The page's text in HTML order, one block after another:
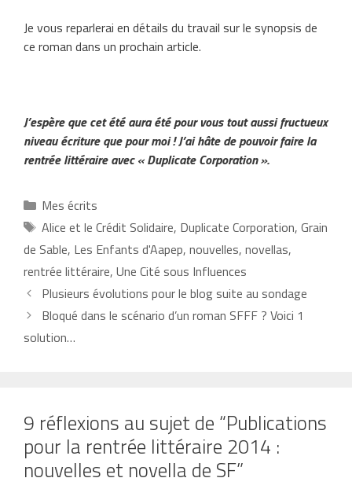
Je vous reparlerai en détails du travail sur le synopsis de
ce roman dans un prochain article.
J’espère que cet été aura été pour vous tout aussi fructueux
niveau écriture que pour moi ! J’ai hâte de pouvoir faire la
rentrée littéraire avec « Duplicate Corporation ».
Catégories
Mes écrits
Étiquettes
Alice et le Crédit Solidaire, Duplicate Corporation, Grain
de Sable, Les Enfants d'Aapep, nouvelles, novellas,
rentrée littéraire, Une Cité sous Influences
Plusieurs évolutions pour le blog suite au sondage
Bloqué dans le scénario d’un roman SFFF ? Voici 1
solution…
9 réflexions au sujet de “Publications
pour la rentrée littéraire 2014 :
nouvelles et novella de SF”